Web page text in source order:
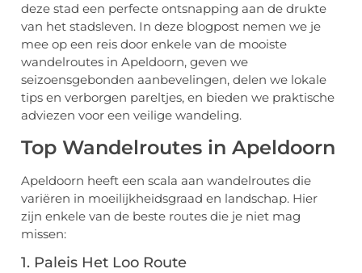
deze stad een perfecte ontsnapping aan de drukte
van het stadsleven. In deze blogpost nemen we je
mee op een reis door enkele van de mooiste
wandelroutes in Apeldoorn, geven we
seizoensgebonden aanbevelingen, delen we lokale
tips en verborgen pareltjes, en bieden we praktische
adviezen voor een veilige wandeling.
Top Wandelroutes in Apeldoorn
Apeldoorn heeft een scala aan wandelroutes die
variëren in moeilijkheidsgraad en landschap. Hier
zijn enkele van de beste routes die je niet mag
missen:
1. Paleis Het Loo Route